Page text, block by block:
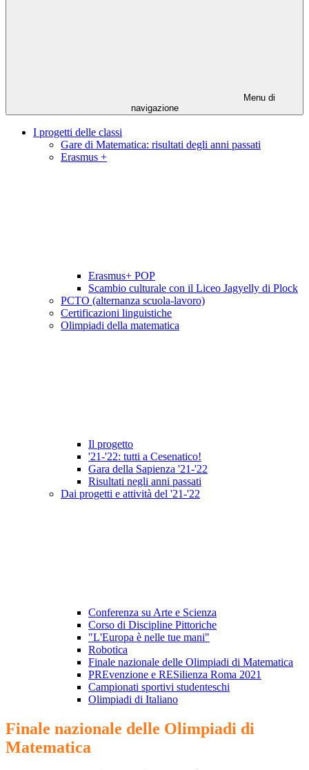
Menu di
navigazione
I progetti delle classi
Gare di Matematica: risultati degli anni passati
Erasmus +
Erasmus+ POP
Scambio culturale con il Liceo Jagyelly di Plock
PCTO (alternanza scuola-lavoro)
Certificazioni linguistiche
Olimpiadi della matematica
Il progetto
'21-'22: tutti a Cesenatico!
Gara della Sapienza '21-'22
Risultati negli anni passati
Dai progetti e attività del '21-'22
Conferenza su Arte e Scienza
Corso di Discipline Pittoriche
"L'Europa è nelle tue mani"
Robotica
Finale nazionale delle Olimpiadi di Matematica
PREvenzione e RESilienza Roma 2021
Campionati sportivi studenteschi
Olimpiadi di Italiano
Finale nazionale delle Olimpiadi di
Matematica